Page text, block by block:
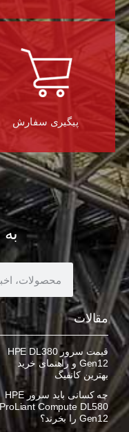
پیگیری سفارش
مقالات
قیمت سرور HPE DL380
Gen12 و راهنمای خرید
بهترین کانفیگ
چه کسانی باید سرور HPE
ProLiant Compute DL580
Gen12 را بخرند؟